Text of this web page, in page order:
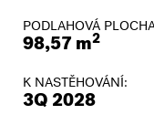
PODLAHOVÁ
98,57 m2
K NASTĚHOVÁNÍ:
3Q 2028